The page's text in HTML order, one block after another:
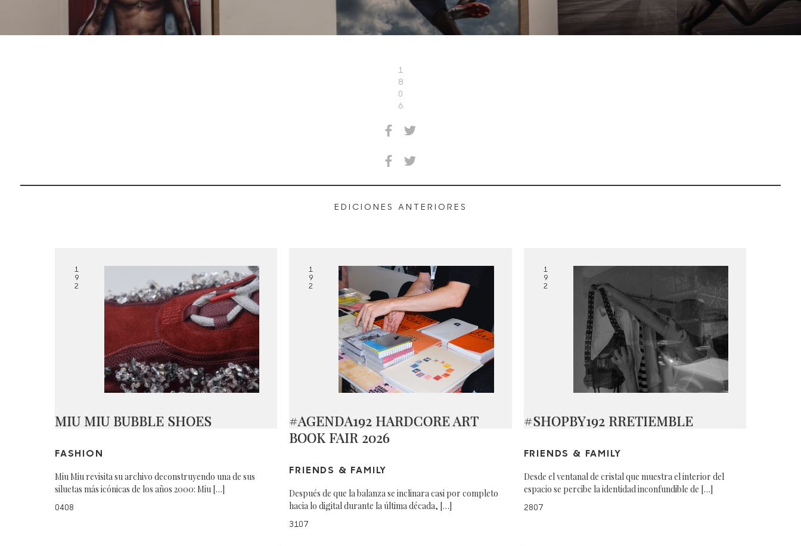
1
8
0
6
EDICIONES ANTERIORES
1
9
2
MIU MIU BUBBLE SHOES
FASHION
Miu Miu revisita su archivo deconstruyendo una de sus
siluetas más icónicas de los años 2000: Miu […]
0408
1
9
2
#AGENDA192 HARDCORE ART
BOOK FAIR 2026
FRIENDS & FAMILY
Después de que la balanza se inclinara casi por completo
hacia lo digital durante la última década, […]
3107
1
9
2
#SHOPBY192 RRETIEMBLE
FRIENDS & FAMILY
Desde el ventanal de cristal que muestra el interior del
espacio se percibe la identidad inconfundible de […]
2807